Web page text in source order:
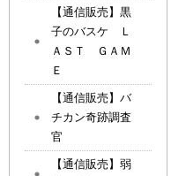
【通信販売】黒
子のバスケ Ｌ
ＡＳＴ ＧＡＭ
Ｅ
【通信販売】バ
チカン奇跡調査
官
【通信販売】弱